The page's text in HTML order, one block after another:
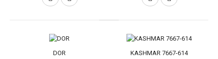
DOR KASHMAR 7667-614